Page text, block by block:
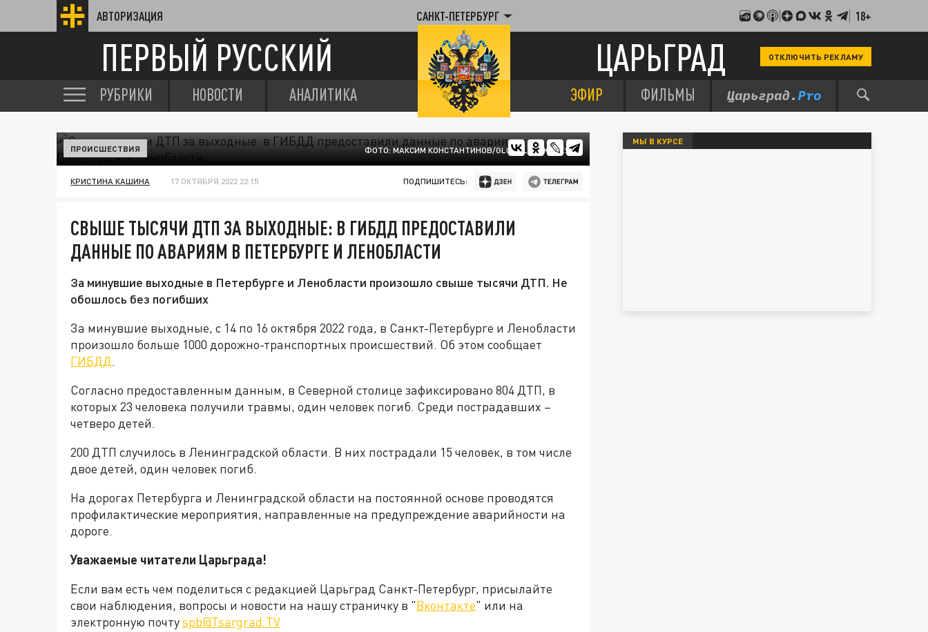
АВТОРИЗАЦИЯ САНКТ-ПЕТЕРБУРГ 18+
ПЕРВЫЙ РУССКИЙ ЦАРЬГРАД ОТКЛЮЧИТЬ РЕКЛАМУ
РУБРИКИ НОВОСТИ АНАЛИТИКА ЭФИР ФИЛЬМЫ
ФОТО: МАКСИМ КОНСТАНТИНОВ/GLOBALLOOKPRESS
ПРОИСШЕСТВИЯ
КРИСТИНА КАШИНА 17 ОКТЯБРЯ 2022 22:15 ПОДПИШИТЕСЬ:
СВЫШЕ ТЫСЯЧИ ДТП ЗА ВЫХОДНЫЕ: В ГИБДД ПРЕДОСТАВИЛИ
ДАННЫЕ ПО АВАРИЯМ В ПЕТЕРБУРГЕ И ЛЕНОБЛАСТИ
За минувшие выходные в Петербурге и Ленобласти произошло свыше тысячи ДТП. Не
обошлось без погибших
За минувшие выходные, с 14 по 16 октября 2022 года, в Санкт-Петербурге и Ленобласти
произошло больше 1000 дорожно-транспортных происшествий. Об этом сообщает
ГИБДД.
Согласно предоставленным данным, в Северной столице зафиксировано 804 ДТП, в
которых 23 человека получили травмы, один человек погиб. Среди пострадавших –
четверо детей.
200 ДТП случилось в Ленинградской области. В них пострадали 15 человек, в том числе
двое детей, один человек погиб.
На дорогах Петербурга и Ленинградской области на постоянной основе проводятся
профилактические мероприятия, направленные на предупреждение аварийности на
дороге.
Уважаемые читатели Царьграда!
Если вам есть чем поделиться с редакцией Царьград Санкт-Петербург, присылайте
свои наблюдения, вопросы и новости на нашу страничку в "Вконтакте" или на
электронную почтуspb@Tsargrad.TV
МЫ В КУРСЕ